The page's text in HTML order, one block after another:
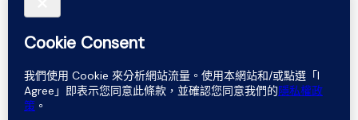
Do not rely on words. Believe in sound.